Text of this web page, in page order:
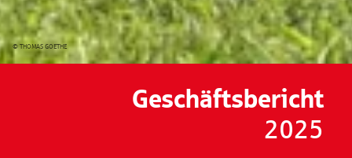
© THOMAS GOETHE
Geschäftsbericht
2025